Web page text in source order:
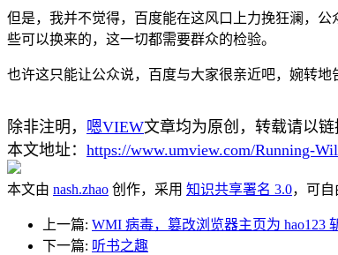
但是，我并不觉得，百度能在这风口上力挽狂澜，
些可以换来的，这一切都需要群众的检验。
也许这只能让公众说，百度与大家很亲近吧，婉转
除非注明， 嗯VIEW文章均为原创，转载请以
本文地址： https://www.umview.com/Running-
本文由 nash.zhao 创作，采用 知识共享署名 3.0，可
上一篇: WMI 病毒，篡改浏览器主页为 hao123
下一篇: 听书之趣